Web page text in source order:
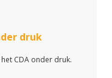
druk
CDA onder druk.